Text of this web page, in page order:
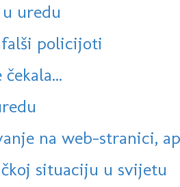
uredu
policijoti
na web-stranici,
situaciju u svijetu